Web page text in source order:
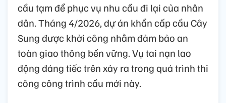
cầu tạm để phục vụ nhu cầu đi lại của nhân
dân. Tháng 4/2026, dự án khẩn cấp cầu Cây
Sung được khởi công nhằm đảm bảo an
toàn giao thông bền vững. Vụ tai nạn lao
động đáng tiếc trên xảy ra trong quá trình thi
công công trình cầu mới này.